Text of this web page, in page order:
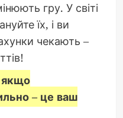
гру. У світі
їх, і ви
чекають –
якщо
– це ваш